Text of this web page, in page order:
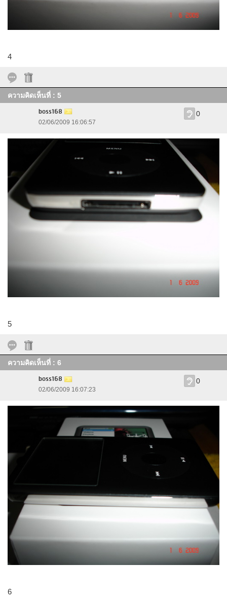
4
ความคิดเห็นที่ : 5
boss168
02/06/2009 16:06:57
0
5
ความคิดเห็นที่ : 6
boss168
02/06/2009 16:07:23
0
6